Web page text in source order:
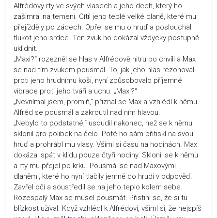
Alfrédovy rty ve svých vlasech a jeho dech, který ho
zašimral na temeni. Cítil jeho teplé velké dlaně, které mu
přejížděly po zádech. Opřel se mu o hruď a poslouchal
tlukot jeho srdce. Ten zvuk ho dokázal vždycky postupně
uklidnit.
„Maxi?“ rozezněl se hlas v Alfrédově nitru po chvíli a Max
se nad tím zvukem pousmál. To, jak jeho hlas rezonoval
proti jeho hrudnímu koši, nyní způsobovalo příjemné
vibrace proti jeho tváři a uchu. „Maxi?“
„Nevnímal jsem, promiň,“ přiznal se Max a vzhlédl k němu.
Alfréd se pousmál a zakroutil nad ním hlavou.
„Nebylo to podstatné,“ usoudil nakonec, než se k němu
sklonil pro polibek na čelo. Poté ho sám přitiskl na svou
hruď a prohrábl mu vlasy. Všiml si času na hodinách. Max
dokázal spát v klidu pouze čtyři hodiny. Sklonil se k němu
a rty mu přejel po krku. Pousmál se nad Maxovými
dlaněmi, které ho nyní tlačily jemně do hrudi v odpověď.
Zavřel oči a soustředil se na jeho teplo kolem sebe.
Rozespalý Max se musel pousmát. Přistihl se, že si tu
blízkost užíval. Když vzhlédl k Alfrédovi, všiml si, že nejspíš